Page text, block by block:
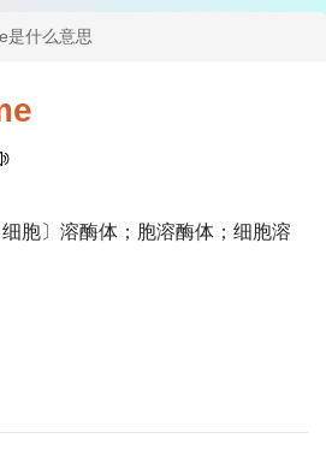
是什么意思
胞〕溶酶体；胞溶酶体；细胞溶